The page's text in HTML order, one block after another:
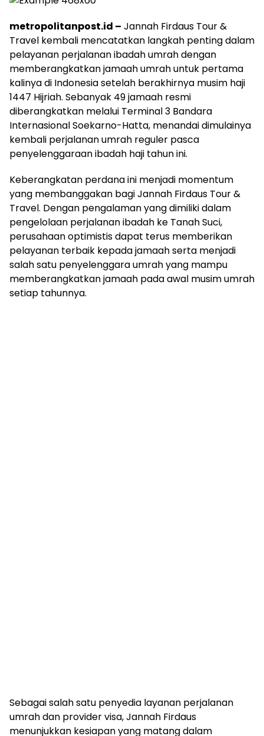
metropolitanpost.id – Jannah Firdaus Tour &
Travel kembali mencatatkan langkah penting dalam
pelayanan perjalanan ibadah umrah dengan
memberangkatkan jamaah umrah untuk pertama
kalinya di Indonesia setelah berakhirnya musim haji
1447 Hijriah. Sebanyak 49 jamaah resmi
diberangkatkan melalui Terminal 3 Bandara
Internasional Soekarno-Hatta, menandai dimulainya
kembali perjalanan umrah reguler pasca
penyelenggaraan ibadah haji tahun ini.
Keberangkatan perdana ini menjadi momentum
yang membanggakan bagi Jannah Firdaus Tour &
Travel. Dengan pengalaman yang dimiliki dalam
pengelolaan perjalanan ibadah ke Tanah Suci,
perusahaan optimistis dapat terus memberikan
pelayanan terbaik kepada jamaah serta menjadi
salah satu penyelenggara umrah yang mampu
memberangkatkan jamaah pada awal musim umrah
setiap tahunnya.
Sebagai salah satu penyedia layanan perjalanan
umrah dan provider visa, Jannah Firdaus
menunjukkan kesiapan yang matang dalam